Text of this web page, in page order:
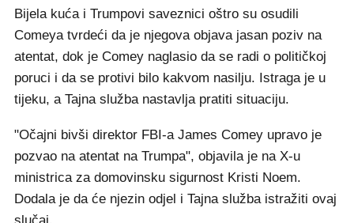
Bijela kuća i Trumpovi saveznici oštro su osudili
Comeya tvrdeći da je njegova objava jasan poziv na
atentat, dok je Comey naglasio da se radi o političkoj
poruci i da se protivi bilo kakvom nasilju. Istraga je u
tijeku, a Tajna služba nastavlja pratiti situaciju.
"Očajni bivši direktor FBI-a James Comey upravo je
pozvao na atentat na Trumpa", objavila je na X-u
ministrica za domovinsku sigurnost Kristi Noem.
Dodala je da će njezin odjel i Tajna služba istražiti ovaj